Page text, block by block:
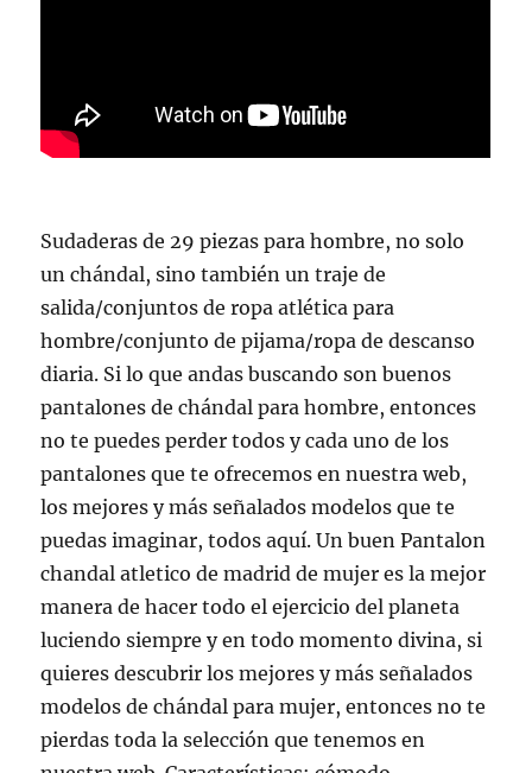
Sudaderas de 29 piezas para hombre, no solo
un chándal, sino también un traje de
salida/conjuntos de ropa atlética para
hombre/conjunto de pijama/ropa de descanso
diaria. Si lo que andas buscando son buenos
pantalones de chándal para hombre, entonces
no te puedes perder todos y cada uno de los
pantalones que te ofrecemos en nuestra web,
los mejores y más señalados modelos que te
puedas imaginar, todos aquí. Un buen Pantalon
chandal atletico de madrid de mujer es la mejor
manera de hacer todo el ejercicio del planeta
luciendo siempre y en todo momento divina, si
quieres descubrir los mejores y más señalados
modelos de chándal para mujer, entonces no te
pierdas toda la selección que tenemos en